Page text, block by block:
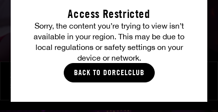
Access Restricted
Sorry, the content you’re trying to view isn’t
available in your region. This may be due to
local regulations or safety settings on your
device or network.
BACK TO DORCELCLUB
Zu ihren Befehlen